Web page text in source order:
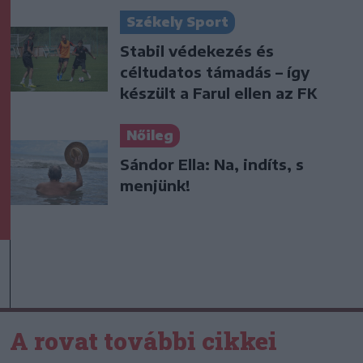
Székely Sport
Stabil védekezés és
céltudatos támadás – így
készült a Farul ellen az FK
Nőileg
Sándor Ella: Na, indíts, s
menjünk!
A rovat további cikkei